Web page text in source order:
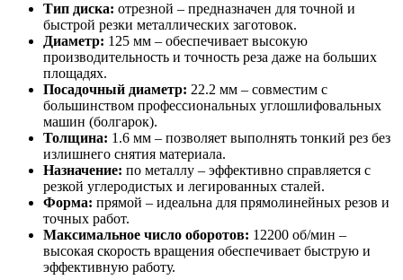
Тип диска: отрезной – предназначен для точной и
быстрой резки металлических заготовок.
Диаметр: 125 мм – обеспечивает высокую
производительность и точность реза даже на больших
площадях.
Посадочный диаметр: 22.2 мм – совместим с
большинством профессиональных углошлифовальных
машин (болгарок).
Толщина: 1.6 мм – позволяет выполнять тонкий рез без
излишнего снятия материала.
Назначение: по металлу – эффективно справляется с
резкой углеродистых и легированных сталей.
Форма: прямой – идеальна для прямолинейных резов и
точных работ.
Максимальное число оборотов: 12200 об/мин –
высокая скорость вращения обеспечивает быструю и
эффективную работу.